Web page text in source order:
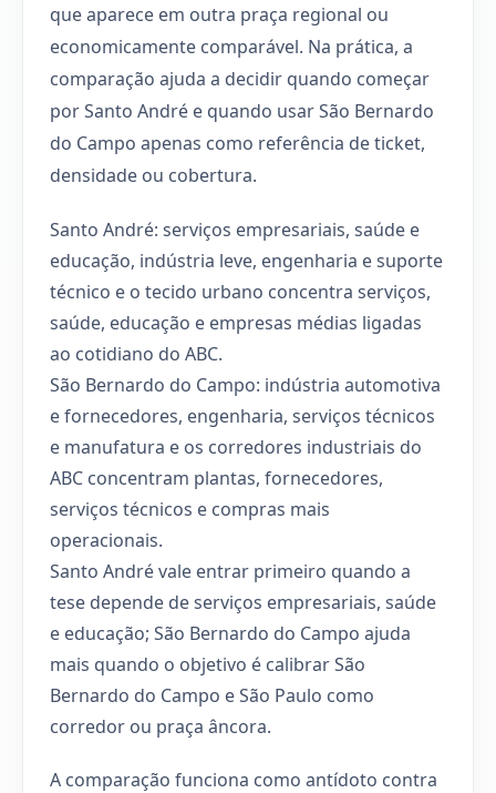
que aparece em outra praça regional ou
economicamente comparável. Na prática, a
comparação ajuda a decidir quando começar
por Santo André e quando usar São Bernardo
do Campo apenas como referência de ticket,
densidade ou cobertura.
Santo André: serviços empresariais, saúde e
educação, indústria leve, engenharia e suporte
técnico e o tecido urbano concentra serviços,
saúde, educação e empresas médias ligadas
ao cotidiano do ABC.
São Bernardo do Campo: indústria automotiva
e fornecedores, engenharia, serviços técnicos
e manufatura e os corredores industriais do
ABC concentram plantas, fornecedores,
serviços técnicos e compras mais
operacionais.
Santo André vale entrar primeiro quando a
tese depende de serviços empresariais, saúde
e educação; São Bernardo do Campo ajuda
mais quando o objetivo é calibrar São
Bernardo do Campo e São Paulo como
corredor ou praça âncora.
A comparação funciona como antídoto contra